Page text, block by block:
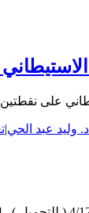
د. وليد عبد الحي|